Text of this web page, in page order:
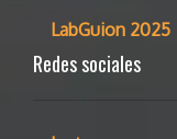
LabGuion 2025
Redes sociales